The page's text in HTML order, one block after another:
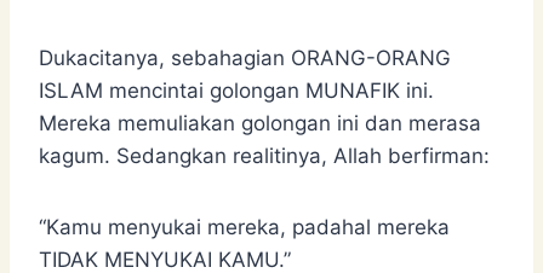
Dukacitanya, sebahagian ORANG-ORANG
ISLAM mencintai golongan MUNAFIK ini.
Mereka memuliakan golongan ini dan merasa
kagum. Sedangkan realitinya, Allah berfirman:
“Kamu menyukai mereka, padahal mereka
TIDAK MENYUKAI KAMU.”